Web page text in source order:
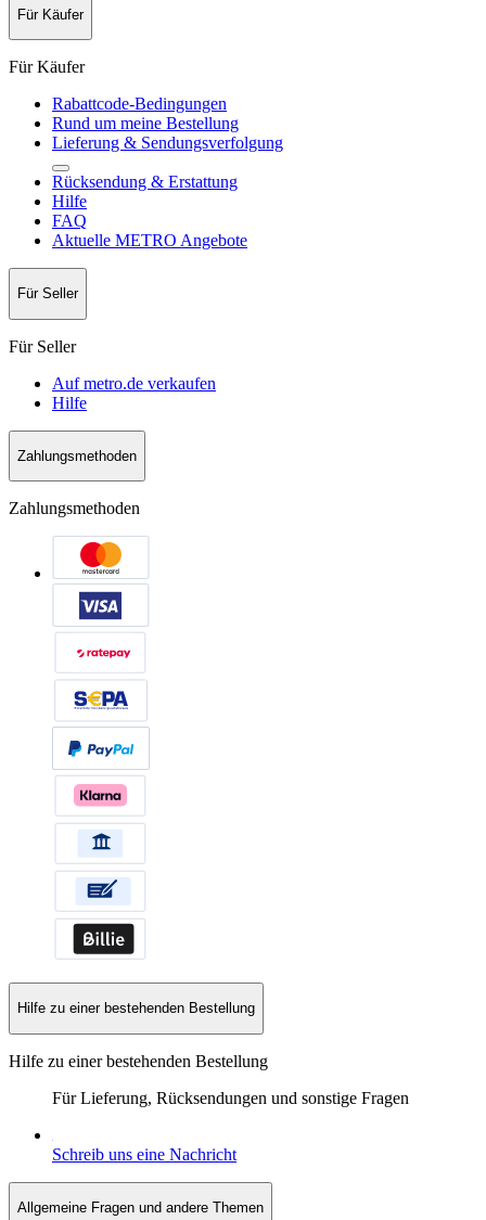
Für Käufer
Für Käufer
Rabattcode-Bedingungen
Rund um meine Bestellung
Lieferung & Sendungsverfolgung
Rücksendung & Erstattung
Hilfe
FAQ
Aktuelle METRO Angebote
Für Seller
Für Seller
Auf metro.de verkaufen
Hilfe
Zahlungsmethoden
Zahlungsmethoden
Hilfe zu einer bestehenden Bestellung
Hilfe zu einer bestehenden Bestellung
Für Lieferung, Rücksendungen und sonstige Fragen
Schreib uns eine Nachricht
Allgemeine Fragen und andere Themen